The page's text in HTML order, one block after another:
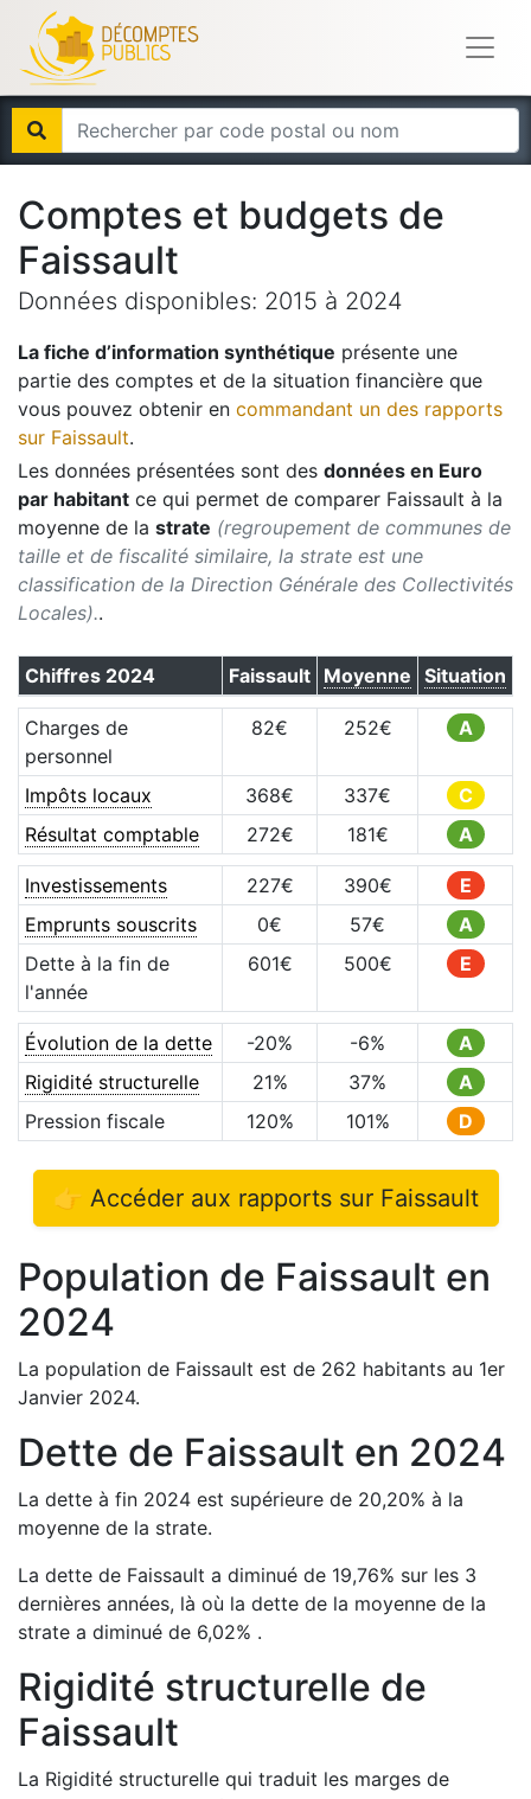
Comptes et budgets de
Faissault
Données disponibles: 2015 à 2024
La fiche d’information synthétique présente une
partie des comptes et de la situation financière que
vous pouvez obtenir en commandant un des rapports
sur Faissault.
Les données présentées sont des données en Euro
par habitant ce qui permet de comparer Faissault à la
moyenne de la strate (regroupement de communes de
taille et de fiscalité similaire, la strate est une
classification de la Direction Générale des Collectivités
Locales)..
Chiffres 2024 Faissault Moyenne Situation
Charges de
personnel
82€ 252€ A
Impôts locaux 368€ 337€
C
Résultat comptable
272€ 181€ A
Investissements 227€ 390€
E
Emprunts souscrits
0€ 57€
A
Dette à la fin de
l'année
601€ 500€ E
Évolution de la dette -20% -6%
A
Rigidité structurelle
21% 37%
A
Pression fiscale
120% 101% D
👉 Accéder aux rapports sur Faissault
Population de Faissault en
2024
La population de Faissault est de 262 habitants au 1er
Janvier 2024.
Dette de Faissault en 2024
La dette à fin 2024 est supérieure de 20,20% à la
moyenne de la strate.
La dette de Faissault a diminué de 19,76% sur les 3
dernières années, là où la dette de la moyenne de la
strate a diminué de 6,02% .
Rigidité structurelle de
Faissault
La Rigidité structurelle qui traduit les marges de